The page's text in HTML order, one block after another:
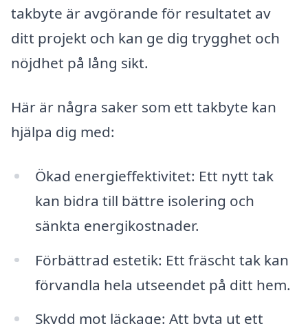
takbyte är avgörande för resultatet av
ditt projekt och kan ge dig trygghet och
nöjdhet på lång sikt.
Här är några saker som ett takbyte kan
hjälpa dig med:
Ökad energieffektivitet: Ett nytt tak
kan bidra till bättre isolering och
sänkta energikostnader.
Förbättrad estetik: Ett fräscht tak kan
förvandla hela utseendet på ditt hem.
Skydd mot läckage: Att byta ut ett